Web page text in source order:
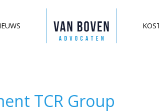
Overslaan
de inhoud
gaan
Van Boven
advocaten
Amsterdam
advies in
TCR Group